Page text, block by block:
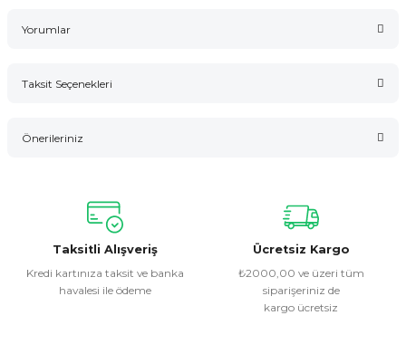
Yorumlar
Taksit Seçenekleri
Önerileriniz
konularda yetersiz gördüğünüz noktaları öneri formunu
kullanarak tarafımıza iletebilirsiniz.
Görüş ve önerileriniz için teşekkür ederiz.
Ürün resmi kalitesiz, bozuk veya görüntülenemiyor.
Taksitli Alışveriş
Kredi kartınıza taksit ve banka
havalesi ile ödeme
Ücretsiz Kargo
₺2000,00 ve üzeri tüm
siparişeriniz de
kargo ücretsiz